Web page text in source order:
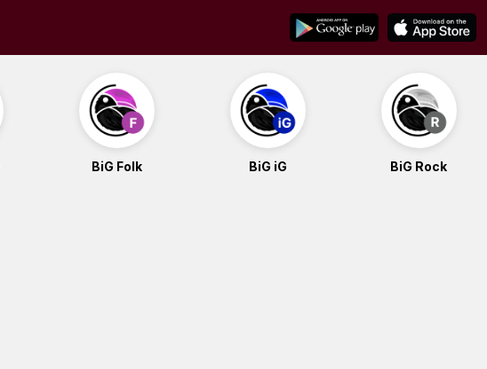
BiG Folk BiG iG BiG Rock